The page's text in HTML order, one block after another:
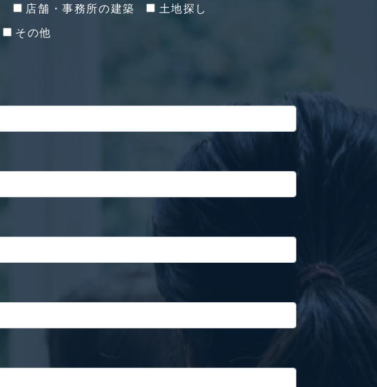
店舗・事務所の建築 土地探し
その他